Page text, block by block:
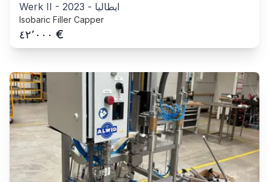
Werk II - 2023 - ايطاليا
Isobaric Filler Capper
٤٢٬٠٠٠ €